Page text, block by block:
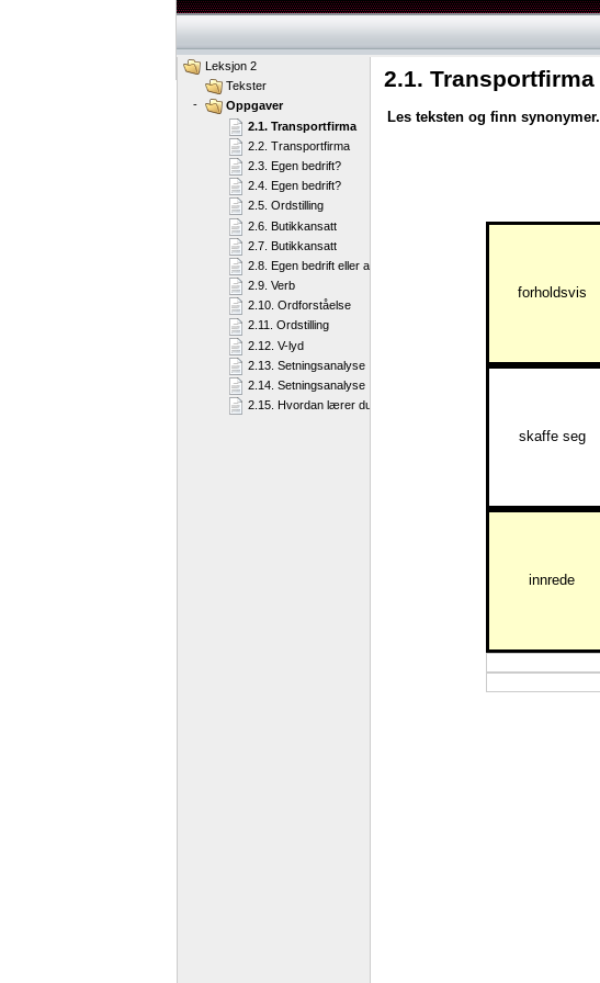
2.1. Transportfirma
Les teksten og finn synonymer.
forholdsvis
skaffe seg
innrede
Leksjon 2
Tekster
-
Oppgaver
2.1. Transportfirma
2.2. Transportfirma
2.3. Egen bedrift?
2.4. Egen bedrift?
2.5. Ordstilling
2.6. Butikkansatt
2.7. Butikkansatt
2.8. Egen bedrift eller ansatt?
2.9. Verb
2.10. Ordforståelse
2.11. Ordstilling
2.12. V-lyd
2.13. Setningsanalyse
2.14. Setningsanalyse
2.15. Hvordan lærer du best?